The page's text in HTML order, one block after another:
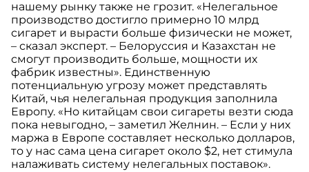
нашему рынку также не грозит. «Нелегальное
производство достигло примерно 10 млрд
сигарет и вырасти больше физически не может,
– сказал эксперт. – Белоруссия и Казахстан не
смогут производить больше, мощности их
фабрик известны». Единственную
потенциальную угрозу может представлять
Китай, чья нелегальная продукция заполнила
Европу. «Но китайцам свои сигареты везти сюда
пока невыгодно, – заметил Желнин. – Если у них
маржа в Европе составляет несколько долларов,
то у нас сама цена сигарет около $2, нет стимула
налаживать систему нелегальных поставок».